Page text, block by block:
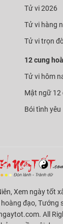
Tử vi 2026
Tử vi hàng
Tử vi trọn
12 cung
Tử vi hôm
Mật ngữ 12
Bói tình yêu
Xem ngày tốt
đạo, Tướng
All